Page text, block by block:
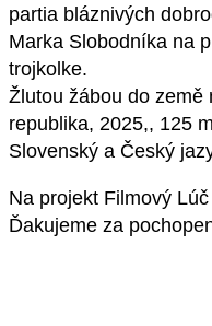
partia bláznivých
Marka Slobodníka na
trojkolke.
Žlutou žábou do země
republika, 2025,, 125
Slovenský a Český
Na projekt Filmový
Ďakujeme za